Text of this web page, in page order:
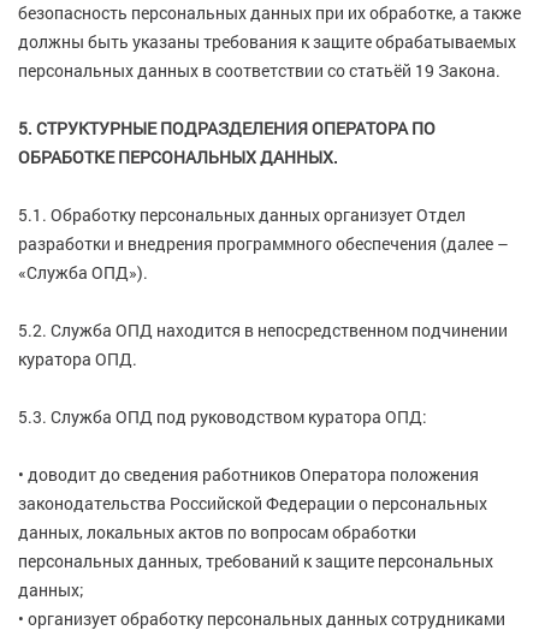
безопасность персональных данных при их обработке, а также
должны быть указаны требования к защите обрабатываемых
персональных данных в соответствии со статьёй 19 Закона.
5. СТРУКТУРНЫЕ ПОДРАЗДЕЛЕНИЯ ОПЕРАТОРА ПО
ОБРАБОТКЕ ПЕРСОНАЛЬНЫХ ДАННЫХ.
5.1. Обработку персональных данных организует Отдел
разработки и внедрения программного обеспечения (далее –
«Служба ОПД»).
5.2. Служба ОПД находится в непосредственном подчинении
куратора ОПД.
5.3. Служба ОПД под руководством куратора ОПД:
• доводит до сведения работников Оператора положения
законодательства Российской Федерации о персональных
данных, локальных актов по вопросам обработки
персональных данных, требований к защите персональных
данных;
• организует обработку персональных данных сотрудниками